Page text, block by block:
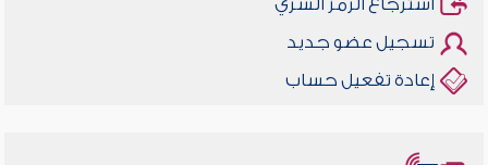
استرجاع الرمز السري
تسجيل عضو جديد
إعادة تفعيل حساب